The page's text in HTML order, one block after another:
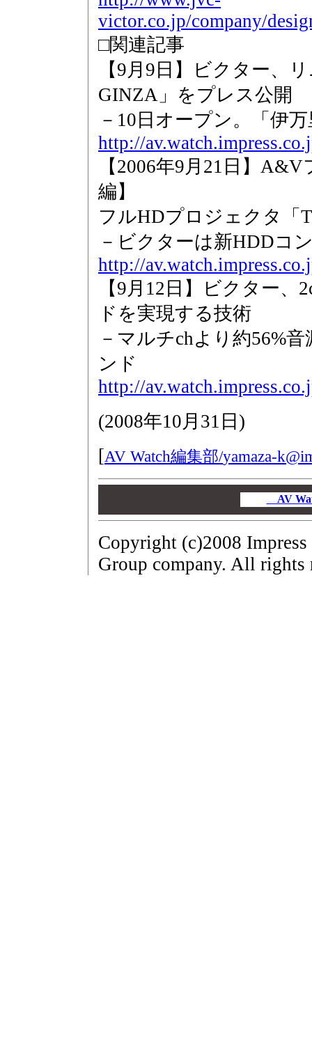
victor.co.jp/company/
□関連記事
【9月9日】ビクター、
GINZA」をプレス公開
－10日オープン。「伊
http://
【2006年9月21日】
編】
フルHDプロジェクタ「
－ビクターは新HDDコ
http://
【9月12日】ビクター
ドを実現する技術
－マルチchより約56%
ンド
http://
(2008年10月31日 )
[AV Watch編集部/yamaza-
AV
Copyright (c)2008
Group company. All rights